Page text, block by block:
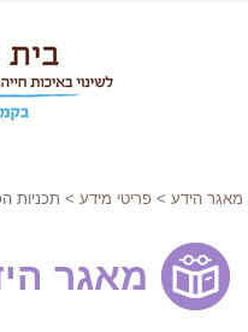
מאגר הידע > פריטי מידע > תכניות
מאגר